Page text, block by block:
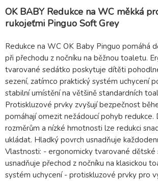
OK BABY Redukce na WC měkká
rukojeťmi Pinguo Soft Grey
Redukce na WC OK Baby Pinguo pomáhá
při přechodu z nočníku na běžnou toaletu.
tvarované sedátko poskytuje dítěti
sezení, zatímco praktický systém uchycení
stabilní umístění na většině standardních
Protiskluzové prvky zvyšují bezpečnost
pomáhají omezit nežádoucí pohyb redukce.
rozměrům a nízké hmotnosti lze redukci
ukládat. Hladký povrch usnadňuje
Vlastnosti: - ergonomicky tvarované
usnadňuje přechod z nočníku na klasickou
systém uchycení - protiskluzové prvky pro